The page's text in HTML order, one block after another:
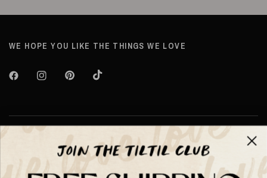
WE HOPE YOU LIKE THE THINGS WE LOVE
Over TILTIL